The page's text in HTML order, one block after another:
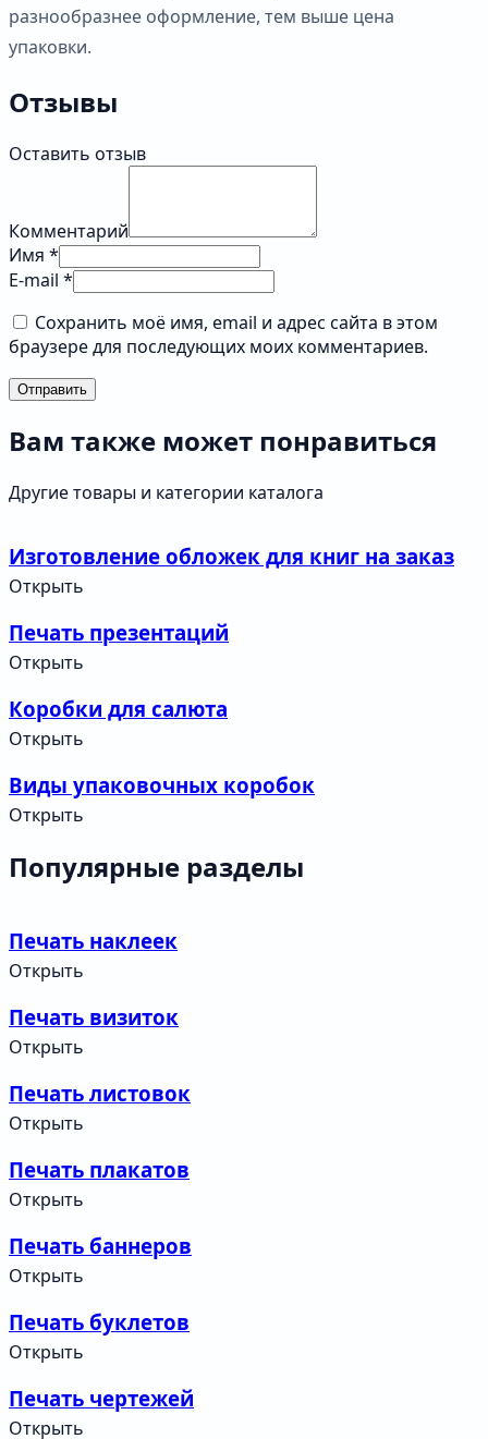
разнообразнее оформление, тем выше цена
упаковки.
Отзывы
Оставить отзыв
Комментарий
Имя *
E-mail *
Сохранить моё имя, email и адрес сайта в этом
браузере для последующих моих комментариев.
Отправить
Вам также может понравиться
Другие товары и категории каталога
Изготовление обложек для книг на заказ
Открыть
Печать презентаций
Открыть
Коробки для салюта
Открыть
Виды упаковочных коробок
Открыть
Популярные разделы
Печать наклеек
Открыть
Печать визиток
Открыть
Печать листовок
Открыть
Печать плакатов
Открыть
Печать баннеров
Открыть
Печать буклетов
Открыть
Печать чертежей
Открыть